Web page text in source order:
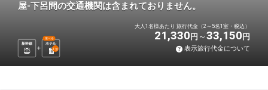
屋-下呂間の交通機関は含まれておりません。
新幹線 ホテル
選べる
1 泊
大人1名様あたり 旅行代金（2～5名1室・税込）
21,330 円 33,150 円
表示旅行代金について